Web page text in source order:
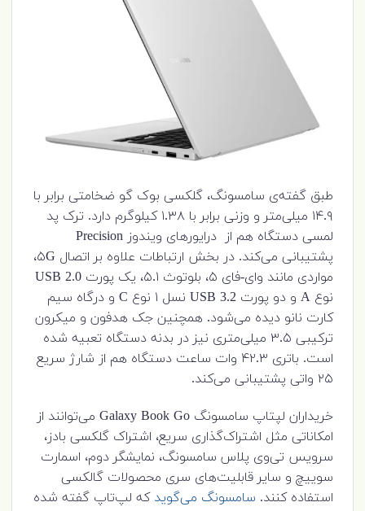
طبق گفته‌ی سامسونگ، گلکسی بوک گو ضخامتی برابر با
۱۴.۹ میلی‌متر و وزنی برابر با ۱.۳۸ کیلوگرم دارد. ترک پد
لمسی دستگاه هم از درایورهای ویندوز Precision
پشتیبانی می‌کند. در بخش ارتباطات علاوه بر اتصال ۵G،
مواردی مانند وای-فای ۵، بلوتوث ۵.۱، یک پورت USB 2.0
نوع A و دو پورت USB 3.2 نسل ۱ نوع C و درگاه سیم
کارت نانو دیده می‌شود. همچنین جک هدفون و میکرون
ترکیبی ۳.۵ میلی‌متری نیز در بدنه‌ دستگاه تعبیه شده
است. باتری ۴۲.۳ وات ساعت دستگاه هم از شارژ سریع
۲۵ واتی پشتیبانی می‌کند.
خریداران لپتاپ سامسونگ Galaxy Book Go می‌توانند از
امکاناتی مثل اشتراک‌گذاری سریع، اشتراک گلکسی بادز،
سرویس تی‌وی پلاس سامسونگ، نمایشگر دوم، اسمارت
سوییچ و سایر قابلیت‌های سری محصولات گالکسی
استفاده کنند. سامسونگ می‌گویدکه لپ‌تاپ گفته شده